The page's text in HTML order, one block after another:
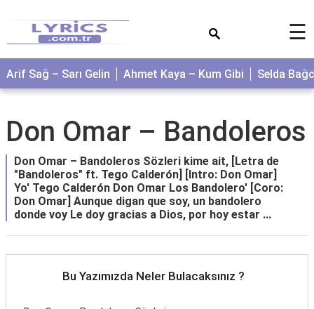
☰
Arif Sağ – Sarı Gelin Ahmet Kaya – Kum Gibi Selda
Don Omar – Bandoleros
Don Omar – Bandoleros Sözleri kime ait, [Letra de
"Bandoleros" ft. Tego Calderón] [Intro: Don Omar]
Yo' Tego Calderón Don Omar Los Bandolero' [Coro:
Don Omar] Aunque digan que soy, un bandolero
donde voy Le doy gracias a Dios, por hoy estar ...
Bu Yazımızda Neler Bulacaksınız ?